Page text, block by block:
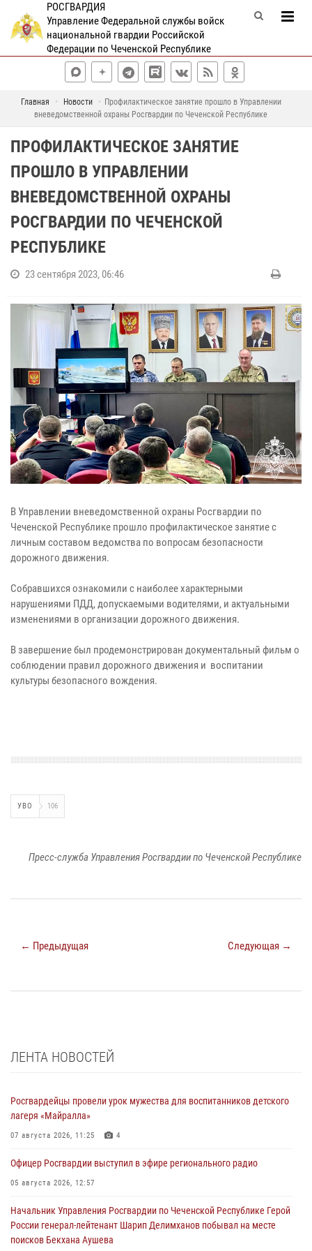
РОСГВАРДИЯ
Управление Федеральной службы войск
национальной гвардии Российской
Федерации по Чеченской Республике
Главная Новости
Профилактическое занятие прошло в Управлении
вневедомственной охраны Росгвардии по Чеченской Республике
ПРОФИЛАКТИЧЕСКОЕ ЗАНЯТИЕ
ПРОШЛО В УПРАВЛЕНИИ
ВНЕВЕДОМСТВЕННОЙ ОХРАНЫ
РОСГВАРДИИ ПО ЧЕЧЕНСКОЙ
РЕСПУБЛИКЕ
23 сентября 2023, 06:46
В Управлении вневедомственной охраны Росгвардии по
Чеченской Республике прошло профилактическое занятие с
личным составом ведомства по вопросам безопасности
дорожного движения.
Собравшихся ознакомили с наиболее характерными
нарушениями ПДД, допускаемыми водителями, и актуальными
изменениями в организации дорожного движения.
В завершение был продемонстрирован документальный фильм о
соблюдении правил дорожного движения и воспитании
культуры безопасного вождения.
УВО 106
Пресс-служба Управления Росгвардии по Чеченской Республике
← Предыдущая Следующая →
ЛЕНТА НОВОСТЕЙ
Росгвардейцы провели урок мужества для воспитанников детского
лагеря «Майралла»
07 августа 2026, 11:25 4
Офицер Росгвардии выступил в эфире регионального радио
05 августа 2026, 12:57
Начальник Управления Росгвардии по Чеченской Республике Герой
России генерал-лейтенант Шарип Делимханов побывал на месте
поисков Бекхана Аушева